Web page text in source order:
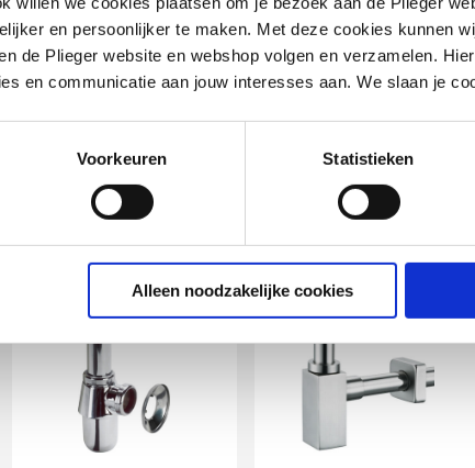
en persoonlijker te maken. Met deze cookies kunnen
de Plieger website en webshop volgen en verzamelen.
en communicatie aan jouw interesses aan. We slaan je
Voorkeuren Statistieken
Alleen noodzakelijke cookies